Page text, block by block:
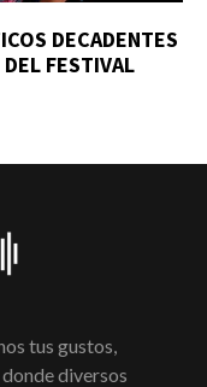
DECADENTES
FESTIVAL
tus gustos,
diversos